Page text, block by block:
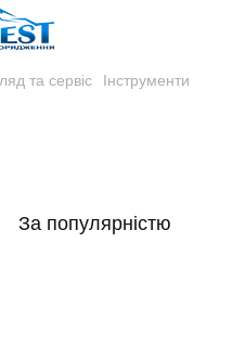
та сервіс Інструменти
За популярністю